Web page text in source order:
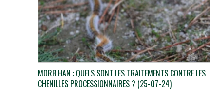
MORBIHAN : QUELS SONT LES TRAITEMENTS CONTRE LES
CHENILLES PROCESSIONNAIRES ? (25-07-24)